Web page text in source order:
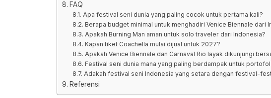
FAQ
Apa festival seni dunia yang paling cocok untuk pertama kali?
Berapa budget minimal untuk menghadiri Venice Biennale dari
Apakah Burning Man aman untuk solo traveler dari Indonesia?
Kapan tiket Coachella mulai dijual untuk 2027?
Apakah Venice Biennale dan Carnaval Rio layak dikunjungi
Festival seni dunia mana yang paling berdampak untuk
Adakah festival seni Indonesia yang setara dengan festival-
Referensi